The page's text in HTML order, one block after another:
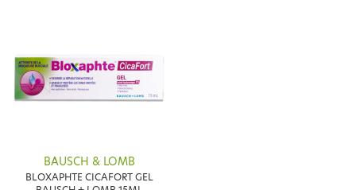
BAUSCH & LOMB
BLOXAPHTE CICAFORT GEL